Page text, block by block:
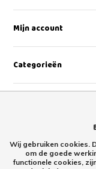
Mijn account
Categorieën
Wij gebruiken cookies.
om de goede
functionele cookies,